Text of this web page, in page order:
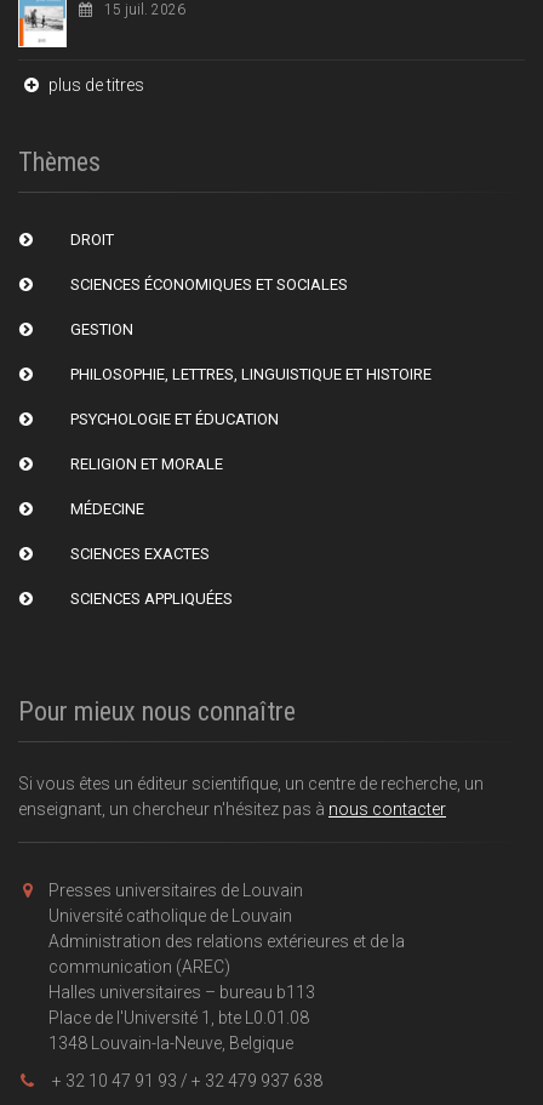
15 juil. 2026
plus de titres
Thèmes
DROIT
SCIENCES ÉCONOMIQUES ET SOCIALES
GESTION
PHILOSOPHIE, LETTRES, LINGUISTIQUE ET HISTOIRE
PSYCHOLOGIE ET ÉDUCATION
RELIGION ET MORALE
MÉDECINE
SCIENCES EXACTES
SCIENCES APPLIQUÉES
Pour mieux nous connaître
Si vous êtes un éditeur scientifique, un centre de recherche, un
enseignant, un chercheur n'hésitez pas à nous contacter
Presses universitaires de Louvain
Université catholique de Louvain
Administration des relations extérieures et de la
communication (AREC)
Halles universitaires – bureau b113
Place de l'Université 1, bte L0.01.08
1348 Louvain-la-Neuve, Belgique
+ 32 10 47 91 93 / + 32 479 937 638